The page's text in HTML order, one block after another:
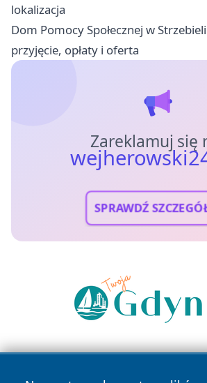
lokalizacja
Dom Pomocy Społecznej w
przyjęcie, opłaty i oferta
Zareklamuj się
SPRAWDŹ